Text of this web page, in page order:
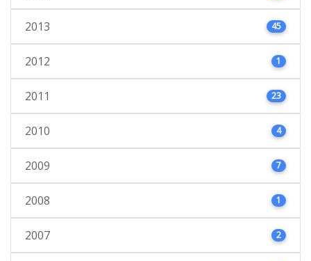
2013 45
2012 1
2011 23
2010 4
2009 7
2008 1
2007 2